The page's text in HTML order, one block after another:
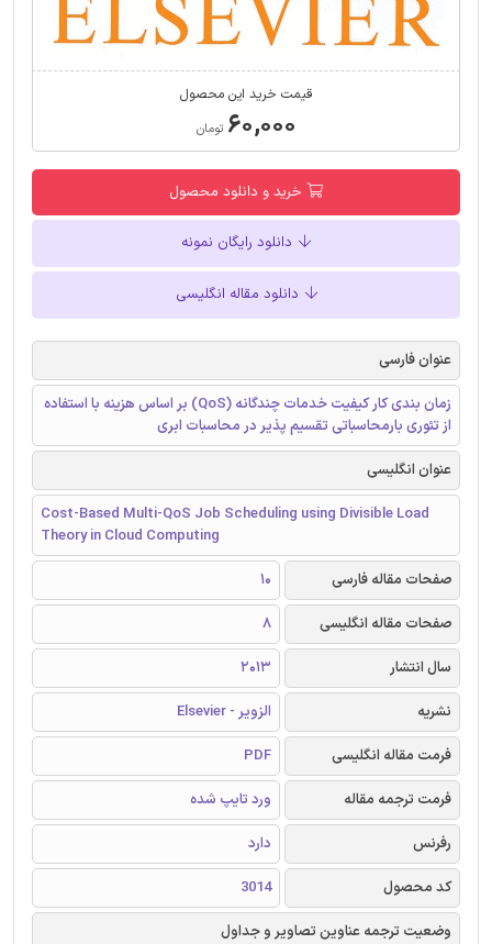
قیمت خرید این محصول
۶۰,۰۰۰ تومان
خرید و دانلود محصول
دانلود رایگان نمونه
دانلود مقاله انگلیسی
عنوان فارسی
زمان بندی کار کیفیت خدمات چندگانه (QoS) بر اساس هزینه با استفاده
از تئوری بارمحاسباتی تقسیم پذیر در محاسبات ابری
عنوان انگلیسی
Cost-Based Multi-QoS Job Scheduling using Divisible Load
Theory in Cloud Computing
صفحات مقاله فارسی
10
صفحات مقاله انگلیسی
8
سال انتشار
2013
نشریه
الزویر - Elsevier
فرمت مقاله انگلیسی
PDF
فرمت ترجمه مقاله
ورد تایپ شده
رفرنس
دارد
کد محصول
3014
وضعیت ترجمه عناوین تصاویر و جداول